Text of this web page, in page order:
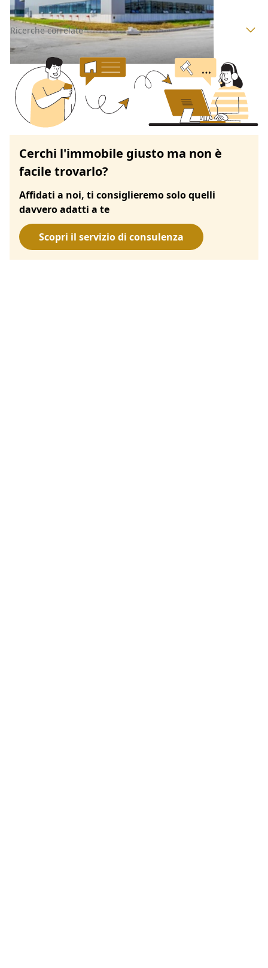
Ricerche correlate
Cerchi l'immobile giusto ma non è
facile trovarlo?
Affidati a noi, ti consiglieremo solo quelli
davvero adatti a te
Scopri il servizio di consulenza